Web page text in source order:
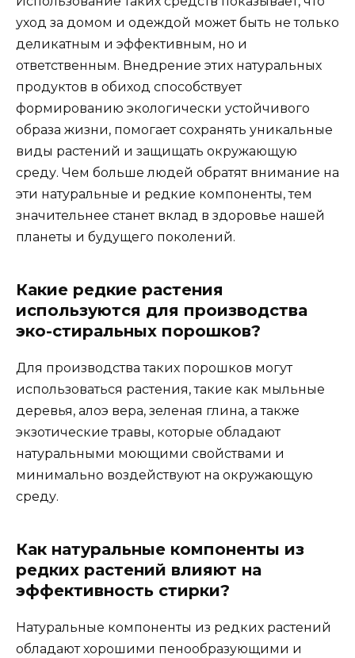
уход за домом и одеждой может быть не только
деликатным и эффективным, но и
ответственным. Внедрение этих натуральных
продуктов в обиход способствует
формированию экологически устойчивого
образа жизни, помогает сохранять уникальные
виды растений и защищать окружающую
среду. Чем больше людей обратят внимание на
эти натуральные и редкие компоненты, тем
значительнее станет вклад в здоровье нашей
планеты и будущего поколений.
Какие редкие растения
используются для производства
эко-стиральных порошков?
Для производства таких порошков могут
использоваться растения, такие как мыльные
деревья, алоэ вера, зеленая глина, а также
экзотические травы, которые обладают
натуральными моющими свойствами и
минимально воздействуют на окружающую
среду.
Как натуральные компоненты из
редких растений влияют на
эффективность стирки?
Натуральные компоненты из редких растений
обладают хорошими пенообразующими и